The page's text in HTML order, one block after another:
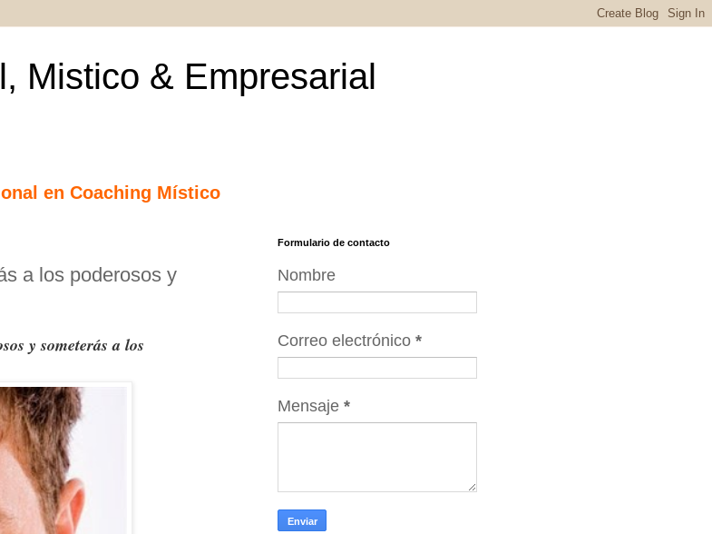
Mistico & Empresarial
en Coaching Místico
a los poderosos y
y someterás a los
Formulario de contacto
Nombre
Correo electrónico *
Mensaje *